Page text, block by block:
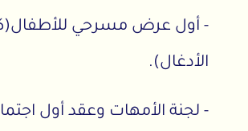
- أول عرض مسرحي
الأدغال).
- لجنة الأمهات وعقد أول